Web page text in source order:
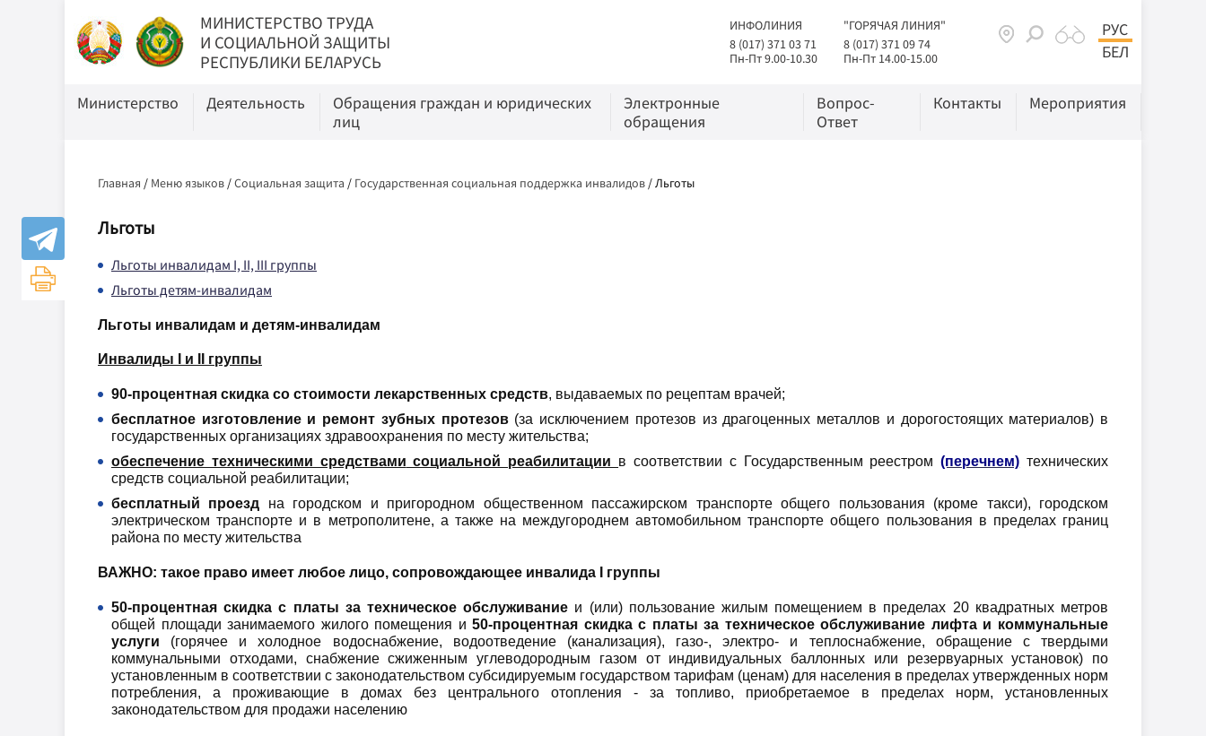
МИНИСТЕРСТВО ТРУДА
И СОЦИАЛЬНОЙ ЗАЩИТЫ
РЕСПУБЛИКИ БЕЛАРУСЬ
ИНФОЛИНИЯ
8 (017) 371 03 71
Пн-Пт 9.00-10.30
"ГОРЯЧАЯ ЛИНИЯ"
8 (017) 371 09 74
Пн-Пт 14.00-15.00
РУС
БЕЛ
Министерство Деятельность
Обращения граждан и юридических
лиц
Электронные
обращения
Вопрос-
Ответ
Контакты Мероприятия
Главная / Меню языков /Социальная защита / Государственная социальная поддержка инвалидов /Льготы
Льготы
Льготы инвалидам I, II, III группы
Льготы детям-инвалидам
Льготы инвалидам и детям-инвалидам
Инвалиды I и II группы
90-процентная скидка со стоимости лекарственных средств, выдаваемых по рецептам врачей;
бесплатное изготовление и ремонт зубных протезов(за исключением протезов из драгоценных металлов и дорогостоящих материалов) в
государственных организациях здравоохранения по месту жительства;
обеспечение техническими средствами социальной реабилитации в соответствии с Государственным реестром(перечнем) технических
средств социальной реабилитации;
бесплатный проезд на городском и пригородном общественном пассажирском транспорте общего пользования (кроме такси), городском
электрическом транспорте и в метрополитене, а также на междугороднем автомобильном транспорте общего пользования в пределах границ
района по месту жительства
ВАЖНО: такое право имеет любое лицо, сопровождающее инвалида группы
50-процентная скидка с платы за техническое обслуживание и (или) пользование жилым помещением в пределах 20 квадратных метров
общей площади занимаемого жилого помещения и50-процентная скидка с платы за техническое обслуживание лифта и коммунальные
услуги
(горячее и холодное водоснабжение, водоотведение (канализация), газо-, электро- и теплоснабжение, обращение с твердыми
коммунальными отходами, снабжение сжиженным углеводородным газом от индивидуальных баллонных или резервуарных установок) по
установленным в соответствии с законодательством субсидируемым государством тарифам (ценам) для населения в пределах утвержденных норм
потребления, а проживающие в домах без центрального отопления - за топливо, приобретаемое в пределах норм, установленных
законодательством для продажи населению